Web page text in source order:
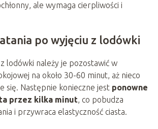
ale wymaga cierpliwości i
po wyjęciu z lodówki
lodówki należy je pozostawić w
na około 30-60 minut, aż nieco
się. Następnie konieczne jest ponowne
przez kilka minut, co pobudza
i przywraca elastyczność ciasta.